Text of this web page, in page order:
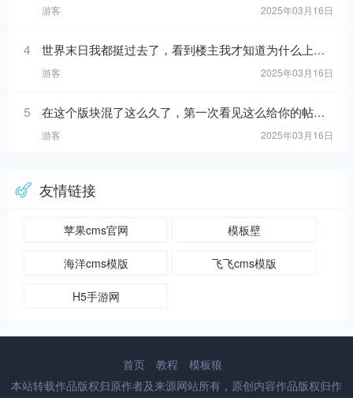
游客 2025年03月16日
4 世界末日我都挺过去了，看到楼主我才知道为什么上帝留我到现在！https://www.mslba.com/links/eec9a0c20149ccd68621.h
游客 2025年03月16日
5 在这个版块混了这么久了，第一次看见这么给你的帖子！https://www.mslba.com/links/5716dc8b40da881ab332.html
游客 2025年03月16日
友情链接
苹果cms官网 模板壁
海洋cms模版 飞飞cms模版
H5手游网
首页 教程
模板狼
本站转载作品版权归原作者及来源网站所有，原创内容作品版权归作